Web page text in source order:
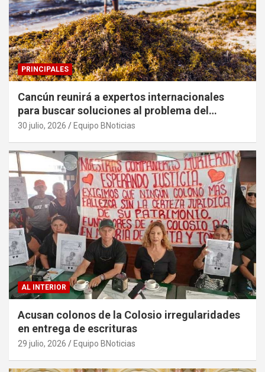
PRINCIPALES
Cancún reunirá a expertos internacionales
para buscar soluciones al problema del
sargazo
30 julio, 2026 Equipo BNoticias
AL INTERIOR
Acusan colonos de la Colosio irregularidades
en entrega de escrituras
29 julio, 2026 Equipo BNoticias